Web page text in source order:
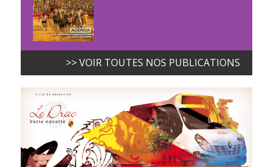
>> VOIR TOUTES NOS PUBLICATIONS